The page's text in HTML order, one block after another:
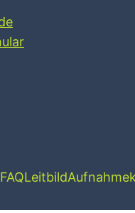
FAQLeitbild